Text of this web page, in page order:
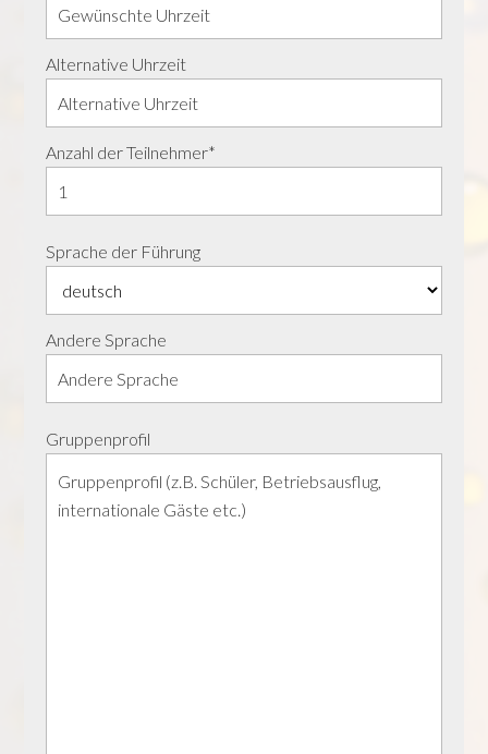
Alternative Uhrzeit
Anzahl der Teilnehmer*
Sprache der Führung
Andere Sprache
Gruppenprofil